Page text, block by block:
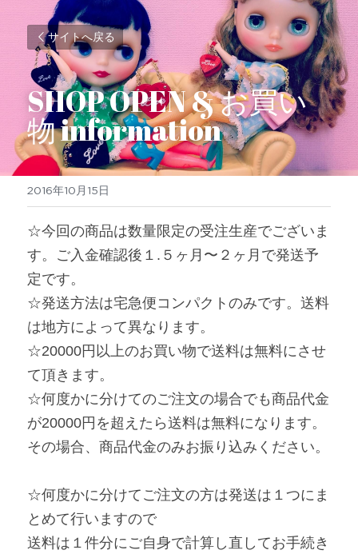
サイトへ戻る
SHOP OPEN & お買い
物 information
2016年10月15日
☆今回の商品は数量限定の受注生産でございま
す。ご入金確認後１.５ヶ月〜２ヶ月で発送予
定です。
☆発送方法は宅急便コンパクトのみです。送料
は地方によって異なります。
☆20000円以上のお買い物で送料は無料にさせ
て頂きます。
☆何度かに分けてのご注文の場合でも商品代金
が20000円を超えたら送料は無料になります。
その場合、商品代金のみお振り込みください。
☆何度かに分けてご注文の方は発送は１つにま
とめて行いますので
送料は１件分にご自身で計算し直してお手続き